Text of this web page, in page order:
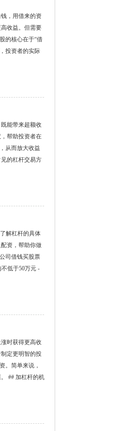
，用借来的资
收益。但需要
的核心在于“借
投资者的实际
能带来超额收
帮助投资者在
从而放大收益
的杠杆交易方
解杠杆的具体
资，帮助你做
司借钱买股票
低于50万元 -
时获得更高收
定更明智的投
。简单来说，
## 加杠杆的机